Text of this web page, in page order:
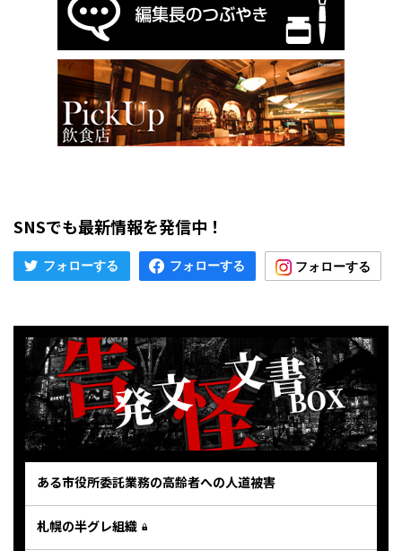
SNSでも最新情報を発信中！
ある市役所委託業務の高齢者への人道被害
札幌の半グレ組織